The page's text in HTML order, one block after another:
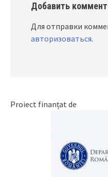
Добавить
Для отправки
авторизоваться.
Proiect finanțat de